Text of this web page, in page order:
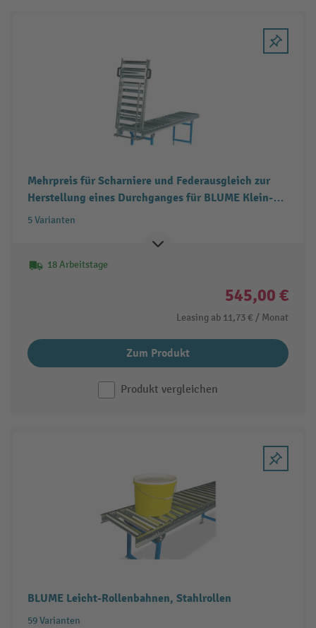
Mehrpreis für Scharniere und Federausgleich zur
Herstellung eines Durchganges für BLUME Klein-
und Leicht-Rollenbahnen
5 Varianten
18 Arbeitstage
545,00 €
Leasing ab 11,73 € / Monat
Zum Produkt
Produkt vergleichen
BLUME Leicht-Rollenbahnen, Stahlrollen
59 Varianten